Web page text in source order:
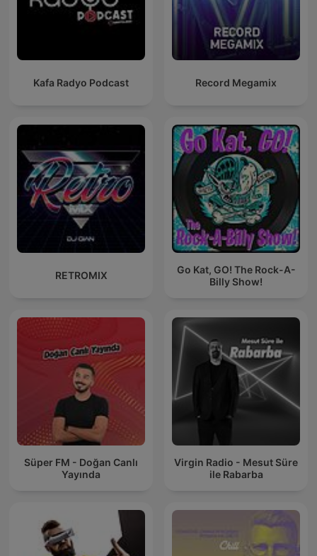
Kafa Radyo Podcast Record Megamix
RETROMIX
Go Kat, GO! The Rock-A-
Billy Show!
Süper FM - Doğan Canlı
Yayında
Virgin Radio - Mesut Süre
ile Rabarba